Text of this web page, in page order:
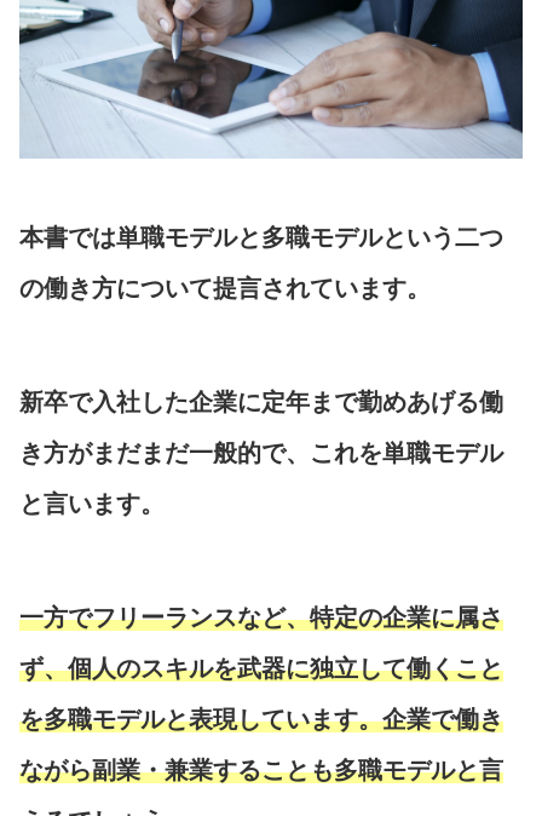
本書では単職モデルと多職モデルという二つ
の働き方について提言されています。
新卒で入社した企業に定年まで勤めあげる働
き方がまだまだ一般的で、これを単職モデル
と言います。
一方でフリーランスなど、特定の企業に属さ
ず、個人のスキルを武器に独立して働くこと
を多職モデルと表現しています。企業で働き
ながら副業・兼業することも多職モデルと言